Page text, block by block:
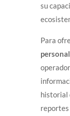
su
Para
historial